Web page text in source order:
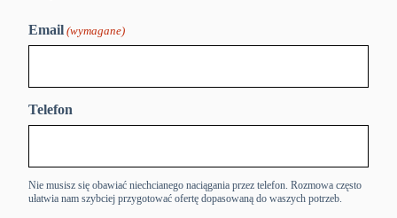
Email (wymagane)
Telefon
Nie musisz się obawiać niechcianego naciągania przez telefon. Rozmowa często
ułatwia nam szybciej przygotować ofertę dopasowaną do waszych potrzeb.